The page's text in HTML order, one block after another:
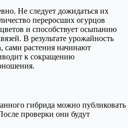
Не следует дожидаться их
переросших огурцов
и способствует осыпанию
В результате урожайность
сами растения начинают
к сокращению
гибрида можно публиковать
проверки они будут